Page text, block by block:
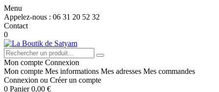
Menu
Appelez-nous : 06 31 20 52 32
Contact
0
Mon compte Connexion
Mon compte Mes informations Mes adresses Mes commandes
Connexion ou Créer un compte
0 Panier 0,00 €